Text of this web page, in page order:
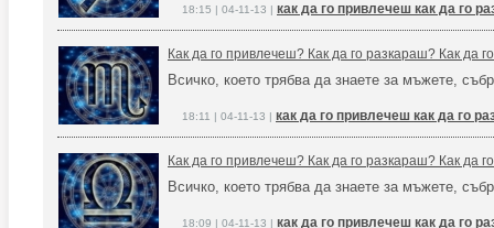
18:15 | 04-11-13 | как да го привлечеш как да го
Как да го привлечеш? Как да го разкараш? Как да
Всичко, което трябва да знаете за мъжете,
18:11 | 04-11-13 | как да го привлечеш как да го
Как да го привлечеш? Как да го разкараш? Как да
Всичко, което трябва да знаете за мъжете,
18:09 | 04-11-13 | как да го привлечеш как да го